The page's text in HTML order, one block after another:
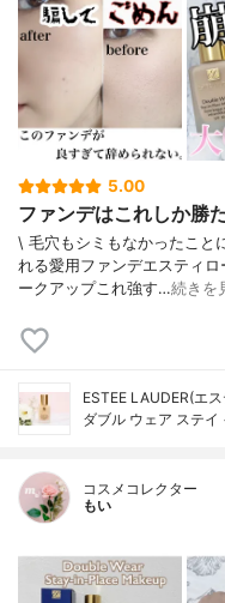
5.00
ファンデはこれしか勝
\ 毛穴もシミもなかったこと
れる愛用ファンデ⁡エスティ
ークアップ⁡⁡これ強す…続きを
ESTEE LAUDER(エ
ダブル ウェア ステ
コスメコレクター
もい